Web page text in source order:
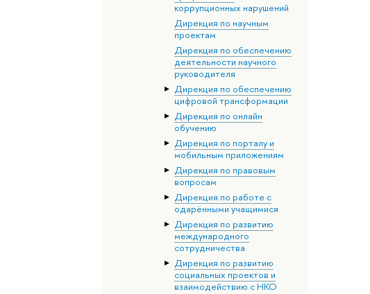
коррупционных нарушений
Дирекция по научным
проектам
Дирекция по обеспечению
деятельности научного
руководителя
Дирекция по обеспечению
цифровой трансформации
Дирекция по онлайн
обучению
Дирекция по порталу и
мобильным приложениям
Дирекция по правовым
вопросам
Дирекция по работе с
одарёнными учащимися
Дирекция по развитию
международного
сотрудничества
Дирекция по развитию
социальных проектов и
взаимодействию с НКО